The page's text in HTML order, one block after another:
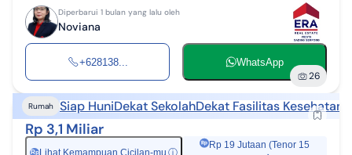
Diperbarui 1 bulan yang lalu oleh
Noviana
+628138... WhatsApp
26
Rumah Siap HuniDekat SekolahDekat Fasilitas Kesehatan
Rp 3,1 Miliar
Rp Lihat Kemampuan Cicilan-mu ⓘ
Rp 19 Jutaan (Tenor 15